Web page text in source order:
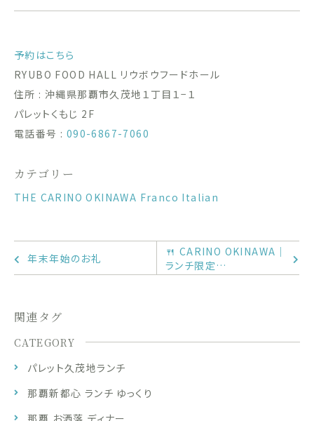
予約はこちら
RYUBO FOOD HALL リウボウフードホール
住所 : 沖縄県那覇市久茂地１丁目１−１
パレットくもじ 2F
電話番号 : 090-6867-7060
カテゴリー
THE CARINO OKINAWA Franco Italian
年末年始のお礼
🍴 CARINO OKINAWA｜
ランチ限定…
関連タグ
CATEGORY
パレット久茂地ランチ
那覇新都心 ランチ ゆっくり